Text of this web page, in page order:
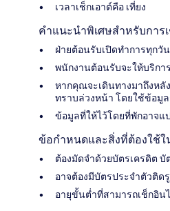
เวลาเช็กเอาต์คือ เที่ยง
คำแนะนำพิเศษสำหรับการ
ฝ่ายต้อนรับเปิดทำการทุกวั
พนักงานต้อนรับจะให้บริกา
หากคุณจะเดินทางมาถึงหลั
ทราบล่วงหน้า โดยใช้ข้อมู
ข้อมูลที่ให้ไว้โดยที่พักอาจแ
ข้อกำหนดและสิ่งที่ต้องใช้ใ
ต้องมัดจำด้วยบัตรเครดิต บั
อาจต้องมีบัตรประจำตัวติด
อายุขั้นต่ำที่สามารถเช็กอิน